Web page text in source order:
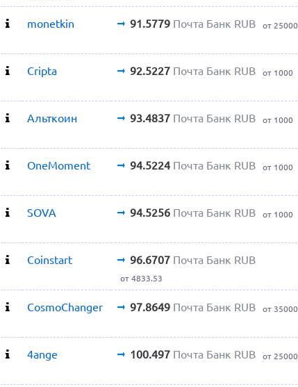
monetkin 91.5779 Почта Банк RUB от 25000
Cripta 92.5227 Почта Банк RUB от 1000
Альткоин 93.4837 Почта Банк RUB от 1000
OneMoment 94.5224 Почта Банк RUB от 1000
SOVA 94.5256 Почта Банк RUB от 1000
Coinstart 96.6707 Почта Банк RUB
от 4833.53
CosmoChanger 97.8649 Почта Банк RUB от 35000
4ange 100.497 Почта Банк RUB от 25000